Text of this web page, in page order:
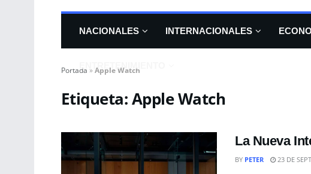
NACIONALES INTERNACIONALES
ENTRETENIMIENTO
Portada »Apple Watch
Etiqueta:Apple Watch
La Nueva
BY PETER 23 DE